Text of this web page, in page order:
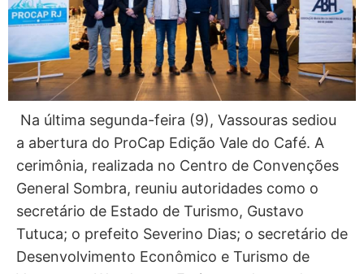
Na última segunda-feira (9), Vassouras sediou
a abertura do ProCap Edição Vale do Café. A
cerimônia, realizada no Centro de Convenções
General Sombra, reuniu autoridades como o
secretário de Estado de Turismo, Gustavo
Tutuca; o prefeito Severino Dias; o secretário de
Desenvolvimento Econômico e Turismo de